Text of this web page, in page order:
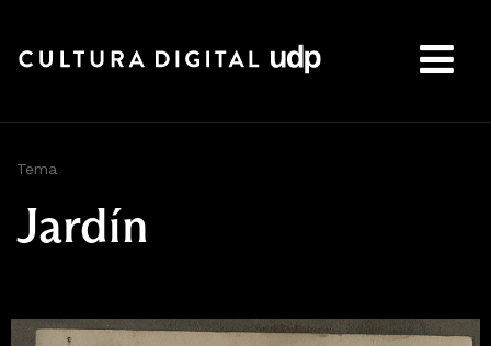
Tema
Jardín